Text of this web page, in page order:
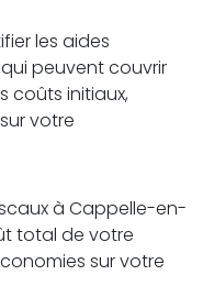
les aides
peuvent couvrir
coûts initiaux,
votre
à Cappelle-en-
total de votre
sur votre